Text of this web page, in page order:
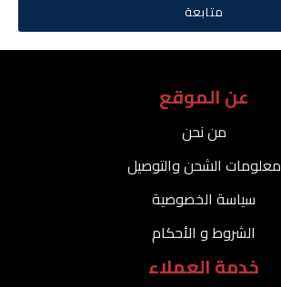
متابعة
عن الموقع
من نحن
معلومات الشحن والتوصيل
سياسة الخصوصية
الشروط و الأحكام
خدمة العملاء